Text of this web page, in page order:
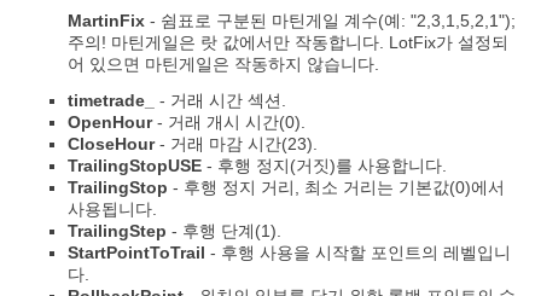
MartinFix - 쉼표로 구분된 마틴게일 계수(예: "2,3,1,5,2,1");
주의! 마틴게일은 랏 값에서만 작동합니다. LotFix가 설정되
어 있으면 마틴게일은 작동하지 않습니다.
timetrade_
- 거래 시간 섹션.
OpenHour - 거래 개시 시간(0).
CloseHour - 거래 마감 시간(23).
TrailingStopUSE - 후행 정지(거짓)를 사용합니다.
TrailingStop - 후행 정지 거리, 최소 거리는 기본값(0)에서
사용됩니다.
TrailingStep - 후행 단계(1).
StartPointToTrail - 후행 사용을 시작할 포인트의 레벨입니
다.